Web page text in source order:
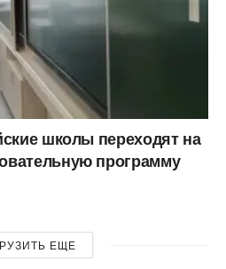
школы переходят на
программу
ЕЩЕ